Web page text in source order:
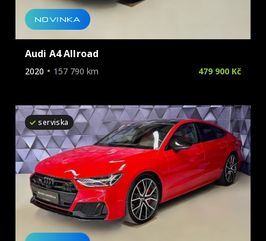
NOVINKA
Audi A4 Allroad
2020 157 790 km 479 900 Kč
serviska